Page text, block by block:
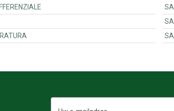
DIFFERENZIALE